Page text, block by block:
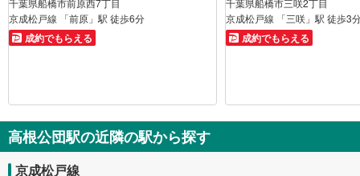
京成松戸線 「前原」駅 徒歩6分
成約でもらえる
京成松戸線 「三咲」駅 徒歩3
成約でもらえる
高根公団駅の近隣の駅から探す
京成松戸線